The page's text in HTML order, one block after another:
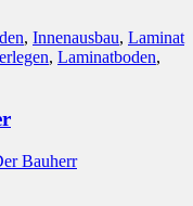
, Innenausbau, Laminat
, Laminatboden,
Bauherr